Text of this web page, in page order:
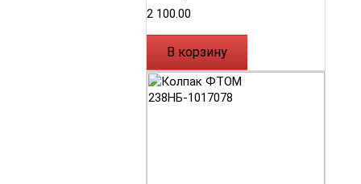
2 100.00
В корзину